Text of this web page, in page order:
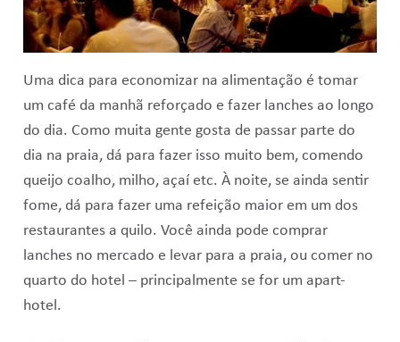
Uma dica para economizar na alimentação é tomar
um café da manhã reforçado e fazer lanches ao longo
do dia. Como muita gente gosta de passar parte do
dia na praia, dá para fazer isso muito bem, comendo
queijo coalho, milho, açaí etc. À noite, se ainda sentir
fome, dá para fazer uma refeição maior em um dos
restaurantes a quilo. Você ainda pode comprar
lanches no mercado e levar para a praia, ou comer no
quarto do hotel – principalmente se for um apart-
hotel.